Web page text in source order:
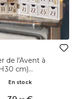
de l'Avent à
cm)
En stock